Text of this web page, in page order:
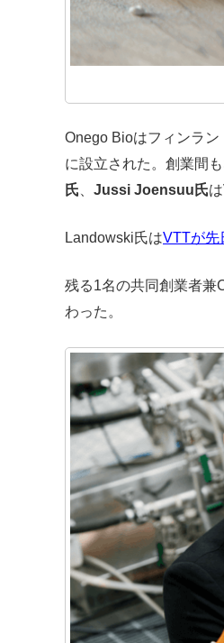
Onego Bioはフィンラ
に設立された。創業間
氏
Jussi Joensuu氏
Landowski氏はVTTが先
残る1名の共同創業者兼
わった。